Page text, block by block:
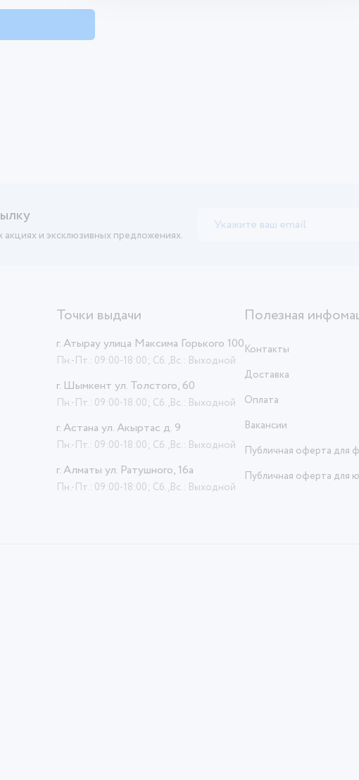
и эксклюзивных предложениях.
Точки выдачи
г. Атырау улица Максима Горького 100
Пн.-Пт.: 09:00-18:00; Сб.,Вс.: Выходной
г. Шымкент ул. Толстого, 60
Пн.-Пт.: 09:00-18:00; Сб.,Вс.: Выходной
г. Астана ул. Акыртас д. 9
Пн.-Пт.: 09:00-18:00; Сб.,Вс.: Выходной
г. Алматы ул. Ратушного, 16а
Пн.-Пт.: 09:00-18:00; Сб.,Вс.: Выходной
Полезная
Контакты
Доставка
Оплата
Вакансии
Публичная оферта для
Публичная оферта для